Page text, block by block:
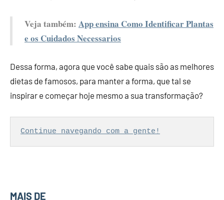
Veja também: App ensina Como Identificar Plantas
e os Cuidados Necessarios
Dessa forma, agora que você sabe quais são as melhores
dietas de famosos, para manter a forma, que tal se
inspirar e começar hoje mesmo a sua transformação?
Continue navegando com a gente!
MAIS DE